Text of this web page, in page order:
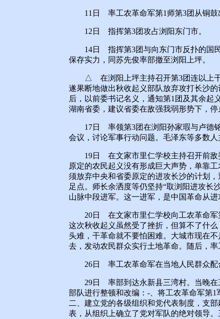
11日 率工农革命军第1师第3团从铜鼓
12日 指挥第3团攻占浏阳东门市。
14日 指挥第3团与向东门市反扑的国民
保存实力，同苏先俊率部撤至浏阳上坪。
△ 在浏阳上坪主持召开第3团连以上干
遂果断地做出秋收起义部队放弃攻打长沙
后，以前委书记名义，通知第1团及其余起
湖南省委，建议省委在敌强我弱形势下，
17日 率领第3团在浏阳孙家瑕与卢德铭
会议，讨论军事行动问题。毛泽东等多数
19日 在文家市里仁学校主持召开前敌
原定的农民起义没有形成巨大声势，单靠
须放弃中央和省委原定的进攻长沙的计划
足点。师长余洒度等仍坚持“取浏阳进攻长
山脉中段进军。这一进军，是中国革命从
20日 在文家市里仁学校向工农革命军
这次秋收起义虽然受了挫折，但算不了什
头难，干革命就不要怕困难。大城市现在
去，发动农民群众实行土地革命。随后，
26日 率工农革命军在当地人民群众配
29日 率部到达永新县三湾村。当晚在
部队进行整顿和改编：-、将工农革命军第
二、建立党的各级组织和党代表制度，支
表，从组织上确立了党对军队的绝对领导